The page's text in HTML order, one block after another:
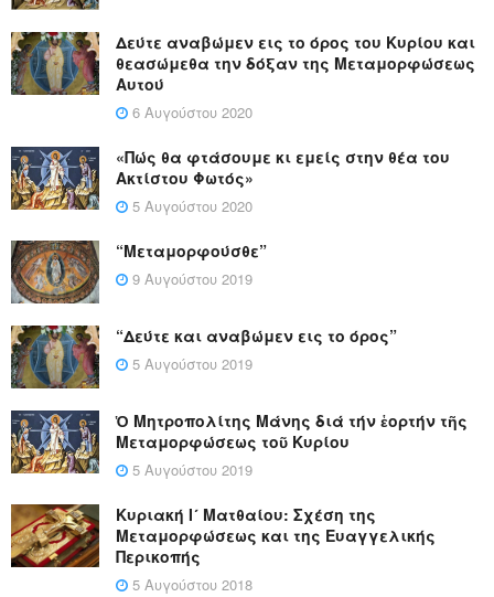
Δεύτε αναβώμεν εις το όρος του Κυρίου και
θεασώμεθα την δόξαν της Μεταμορφώσεως
Αυτού
6 Αυγούστου 2020
«Πώς θα φτάσουμε κι εμείς στην θέα του
Ακτίστου Φωτός»
5 Αυγούστου 2020
“Μεταμορφούσθε”
9 Αυγούστου 2019
“Δεύτε και αναβώμεν εις το όρος”
5 Αυγούστου 2019
Ὁ Μητροπολίτης Μάνης διά τήν ἑορτήν τῆς
Μεταμορφώσεως τοῦ Κυρίου
5 Αυγούστου 2019
Κυριακή Ι´ Ματθαίου: Σχέση της
Μεταμορφώσεως και της Ευαγγελικής
Περικοπής
5 Αυγούστου 2018